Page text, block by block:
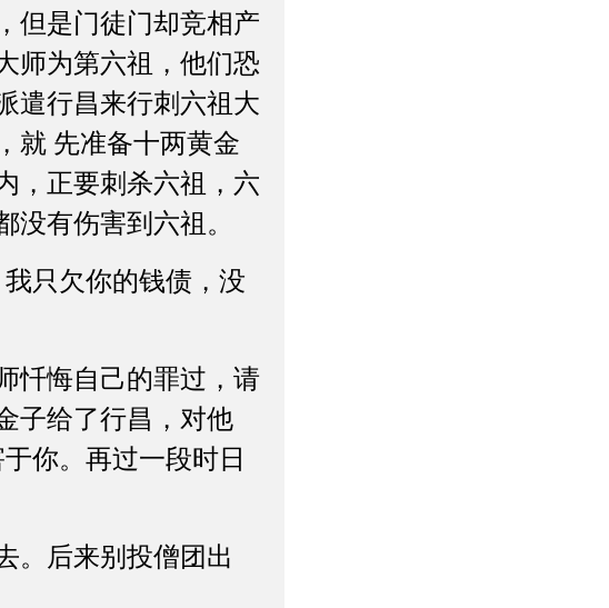
但是门徒门却竞相产
师为第六祖，他们恐
遣行昌来行刺六祖大
就 先准备十两黄金
，正要刺杀六祖，六
有伤害到六祖。
只欠你的钱债，没
忏悔自己的罪过，请
子给了行昌，对他
你。再过一段时日
。后来别投僧团出